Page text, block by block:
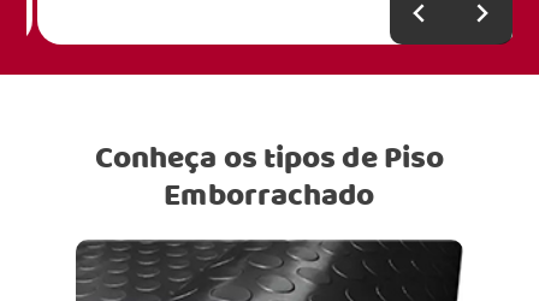
Conheça os tipos de Piso
Emborrachado